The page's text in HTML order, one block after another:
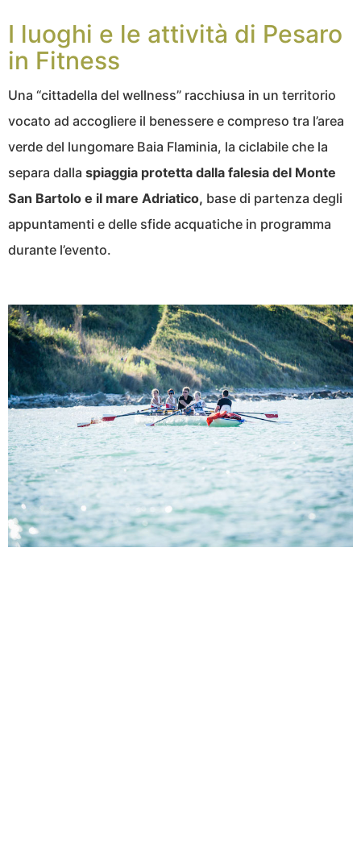
I luoghi e le attività di Pesaro
in Fitness
Una “cittadella del wellness” racchiusa in un territorio
vocato ad accogliere il benessere e compreso tra l’area
verde del lungomare Baia Flaminia, la ciclabile che la
separa dalla spiaggia protetta dalla falesia del Monte
San Bartolo e il mare Adriatico, base di partenza degli
appuntamenti e delle sfide acquatiche in programma
durante l’evento.